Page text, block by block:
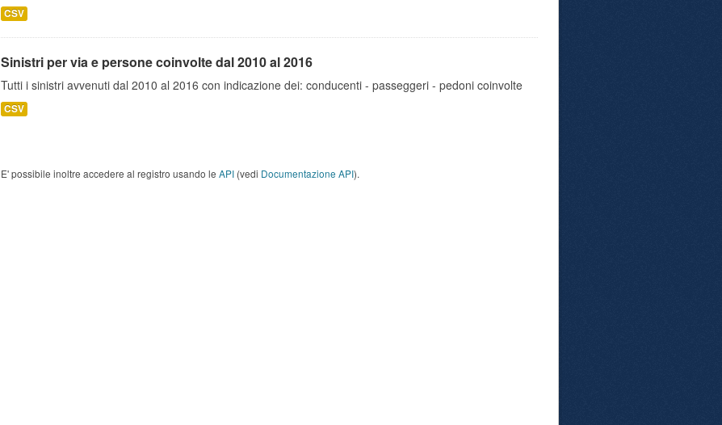
CSV
Sinistri per via e persone coinvolte dal 2010 al 2016
Tutti i sinistri avvenuti dal 2010 al 2016 con indicazione dei: conducenti - passeggeri - pedoni coinvolte
CSV
E' possibile inoltre accedere al registro usando le API (vedi Documentazione API).